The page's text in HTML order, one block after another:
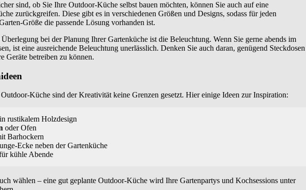
sind, ob Sie Ihre Outdoor-Küche selbst bauen möchten, können Sie auch auf eine
zurückgreifen. Diese gibt es in verschiedenen Größen und Designs, sodass für jeden
Größe die passende Lösung vorhanden ist.
bei der Planung Ihrer Gartenküche ist die Beleuchtung. Wenn Sie gerne abends im
ist eine ausreichende Beleuchtung unerlässlich. Denken Sie auch daran, genügend Steckdosen
Geräte betreiben zu können.
Küche sind der Kreativität keine Grenzen gesetzt. Hier einige Ideen zur Inspiration:
rustikalem Holzdesign
oder Ofen
Barhockern
Ecke neben der Gartenküche
kühle Abende
wählen – eine gut geplante Outdoor-Küche wird Ihre Gartenpartys und Kochsessions unter